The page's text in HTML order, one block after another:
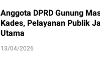
Anggota DPRD Gunung
Kades, Pelayanan Publik
Utama
13/04/2026